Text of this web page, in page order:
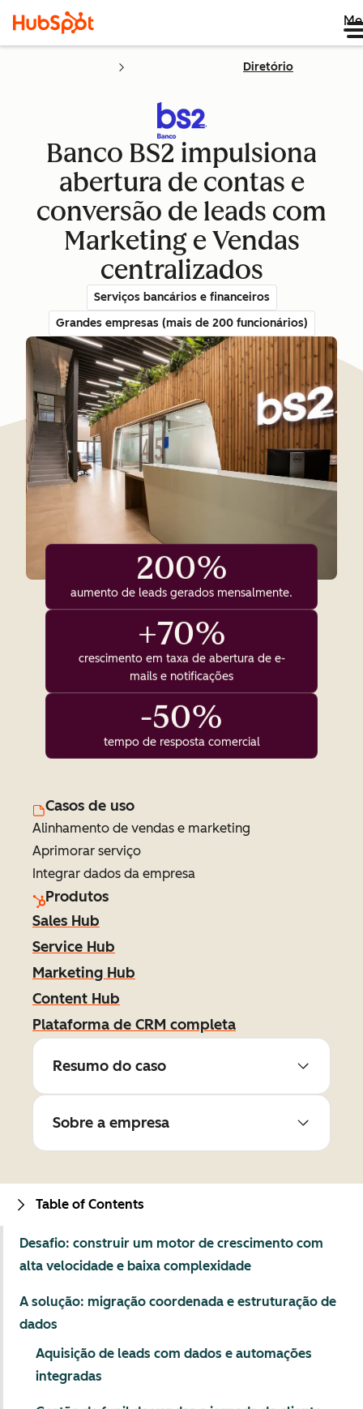
Diretório
Banco BS2 impulsiona
abertura de contas e
conversão de leads com
Marketing e Vendas
centralizados
Serviços bancários e financeiros
Grandes empresas (mais de 200 funcionários)
200%
aumento de leads gerados mensalmente.
+70%
crescimento em taxa de abertura de e-
mails e notificações
-50%
tempo de resposta comercial
Casos de uso
Alinhamento de vendas e marketing
Aprimorar serviço
Integrar dados da empresa
Produtos
Sales Hub
Service Hub
Marketing Hub
Content Hub
Plataforma de CRM completa
Resumo do caso
Sobre a empresa
Table of Contents
Desafio: construir um motor de crescimento com
alta velocidade e baixa complexidade
A solução: migração coordenada e estruturação de
dados
Aquisição de leads com dados e automações
integradas